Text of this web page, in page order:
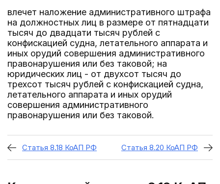
влечет наложение административного штрафа
на должностных лиц в размере от пятнадцати
тысяч до двадцати тысяч рублей с
конфискацией судна, летательного аппарата и
иных орудий совершения административного
правонарушения или без таковой; на
юридических лиц - от двухсот тысяч до
трехсот тысяч рублей с конфискацией судна,
летательного аппарата и иных орудий
совершения административного
правонарушения или без таковой.
Статья 8.18 КоАП РФ Статья 8.20 КоАП РФ